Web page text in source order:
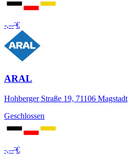
-,---€
ARAL
Hohberger Straße 19, 71106 Magstadt
Geschlossen
-,---€